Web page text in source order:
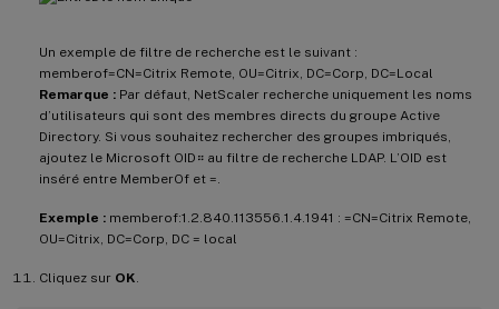
Un exemple de filtre de recherche est le suivant :
memberof=CN=Citrix Remote, OU=Citrix, DC=Corp, DC=Local
Remarque : Par défaut, NetScaler recherche uniquement les noms
d’utilisateurs qui sont des membres directs du groupe Active
Directory. Si vous souhaitez rechercher des groupes imbriqués,
ajoutez le Microsoft OID። au filtre de recherche LDAP. L’OID est
inséré entre MemberOf et =.
Exemple : memberof:1.2.840.113556.1.4.1941 : =CN=Citrix Remote,
OU=Citrix, DC=Corp, DC = local
Cliquez sur OK